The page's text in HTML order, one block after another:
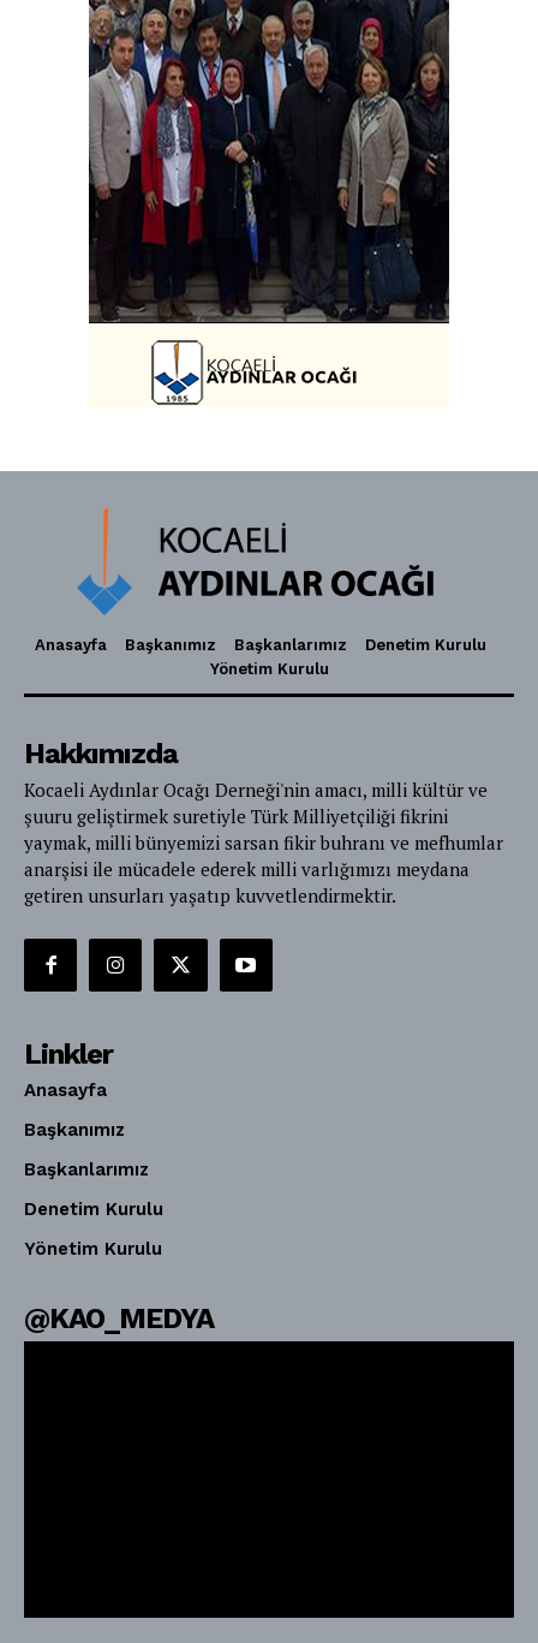
Anasayfa Başkanımız Başkanlarımız
Denetim Kurulu
Yönetim Kurulu
Hakkımızda
Kocaeli Aydınlar Ocağı Derneği'nin amacı, milli kültür ve
şuuru geliştirmek suretiyle Türk Milliyetçiliği fikrini
yaymak, milli bünyemizi sarsan fikir buhranı ve mefhumlar
anarşisi ile mücadele ederek milli varlığımızı meydana
getiren unsurları yaşatıp kuvvetlendirmektir.
Linkler
Anasayfa
Başkanımız
Başkanlarımız
Denetim Kurulu
Yönetim Kurulu
@KAO_MEDYA